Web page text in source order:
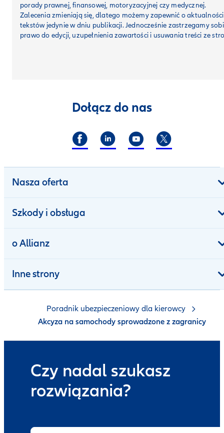
porady prawnej, finansowej, motoryzacyjnej czy medycznej.
Zalecenia zmieniają się, dlatego możemy zapewnić o aktualności
tekstów jedynie w dniu publikacji. Jednocześnie zastrzegamy
prawo do edycji, uzupełnienia zawartości i usuwania treści ze
Dołącz do nas
Nasza oferta
Szkody i obsługa
o Allianz
Inne strony
Czy nadal szukasz
rozwiązania?
Poradnik ubezpieczeniowy dla kierowcy
Akcyza na samochody sprowadzone z zagranicy